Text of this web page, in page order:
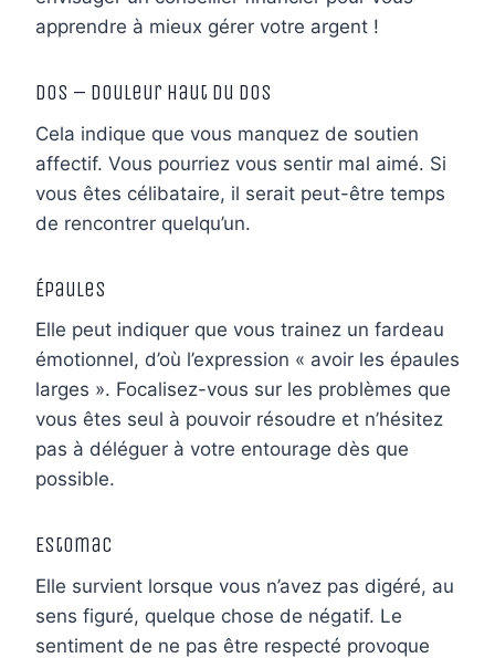
apprendre à mieux gérer votre argent !
Dos – Douleur Haut du dos
Cela indique que vous manquez de soutien
affectif. Vous pourriez vous sentir mal aimé. Si
vous êtes célibataire, il serait peut-être temps
de rencontrer quelqu’un.
Épaules
Elle peut indiquer que vous trainez un fardeau
émotionnel, d’où l’expression « avoir les épaules
larges ». Focalisez-vous sur les problèmes que
vous êtes seul à pouvoir résoudre et n’hésitez
pas à déléguer à votre entourage dès que
possible.
Estomac
Elle survient lorsque vous n’avez pas digéré, au
sens figuré, quelque chose de négatif. Le
sentiment de ne pas être respecté provoque